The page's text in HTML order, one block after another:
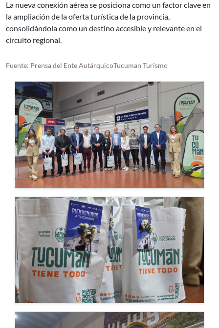
La nueva conexión aérea se posiciona como un factor clave en
la ampliación de la oferta turística de la provincia,
consolidándola como un destino accesible y relevante en el
circuito regional.
Fuente: Prensa del Ente AutárquicoTucuman Turismo